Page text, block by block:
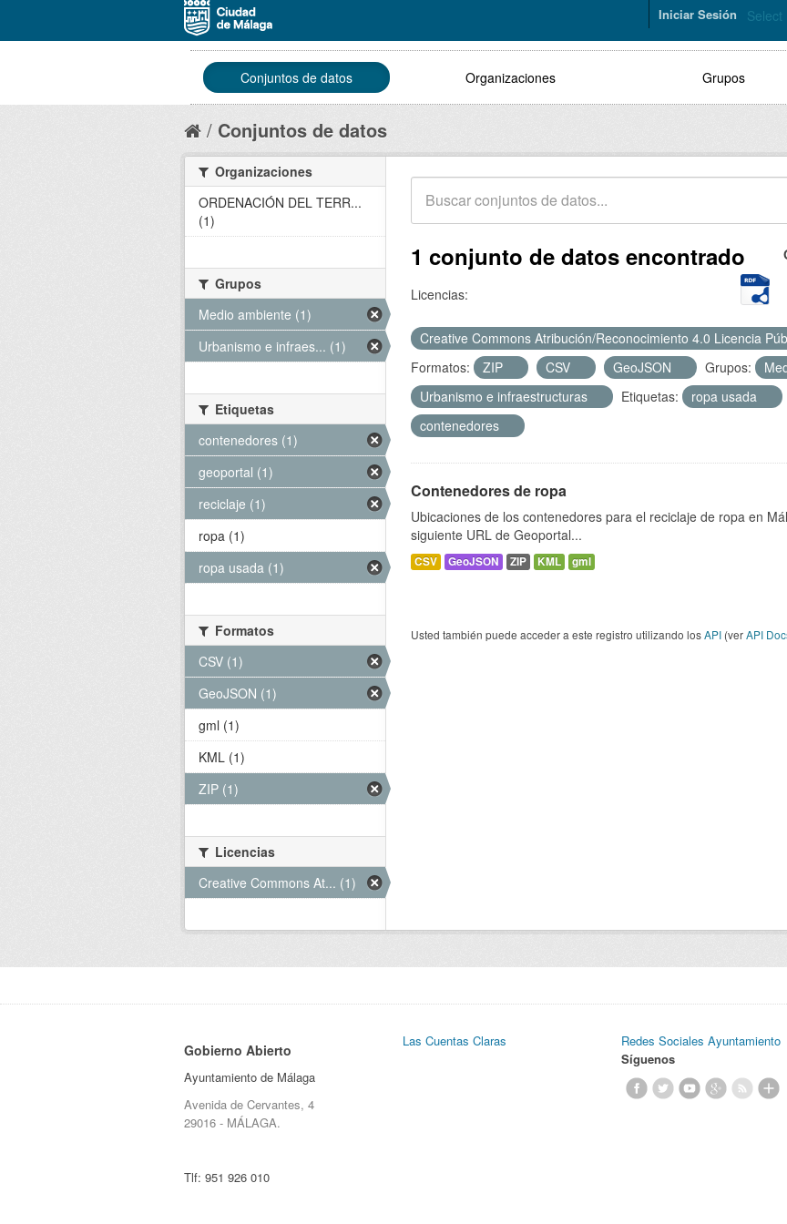
Select
Iniciar Sesión
Conjuntos de datos Organizaciones Grupos
Conjuntos de datos
1 conjunto de datos encontrado
Licencias:
Creative Commons Atribución/Reconocimiento 4.0 Licencia
Formatos:
ZIP CSV GeoJSON Grupos:
Urbanismo e infraestructuras
Etiquetas: ropa usada
contenedores
Contenedores de ropa
Ubicaciones de los contenedores para el reciclaje de ropa en
siguiente URL de Geoportal...
CSV GeoJSON ZIP KML gml
Usted también puede acceder a este registro utilizando losAPI (verAPI
Organizaciones
ORDENACIÓN DEL TERR...
(1)
Grupos
Medio ambiente (1)
Urbanismo e infraes... (1)
Etiquetas
contenedores (1)
geoportal (1)
reciclaje (1)
ropa (1)
ropa usada (1)
Formatos
CSV (1)
GeoJSON (1)
gml (1)
KML (1)
ZIP (1)
Licencias
Creative Commons At... (1)
Gobierno Abierto
Ayuntamiento de Málaga
Avenida de Cervantes, 4
29016 - MÁLAGA.
Tlf: 951 926 010
Las Cuentas Claras
Redes Sociales Ayuntamiento
Síguenos